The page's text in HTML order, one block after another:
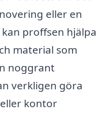
eller en
proffsen hjälpa
material som
noggrant
verkligen göra
kontor